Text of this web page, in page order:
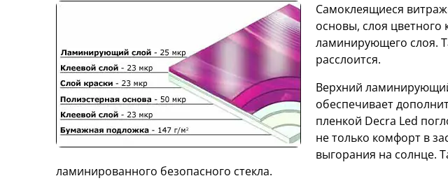
Самоклеящиеся
основы, слоя цветного
ламинирующего слоя.
расслоится.
Верхний
обеспечивает
пленкой Decra Led
не только комфорт в
выгорания на солнце.
ламинированного безопасного стекла.